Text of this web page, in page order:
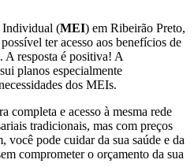
Individual (MEI) em Ribeirão Preto,
ter acesso aos benefícios de
A resposta é positiva! A
planos especialmente
dos MEIs.
completa e acesso à mesma rede
tradicionais, mas com preços
você pode cuidar da sua saúde e da
comprometer o orçamento da sua